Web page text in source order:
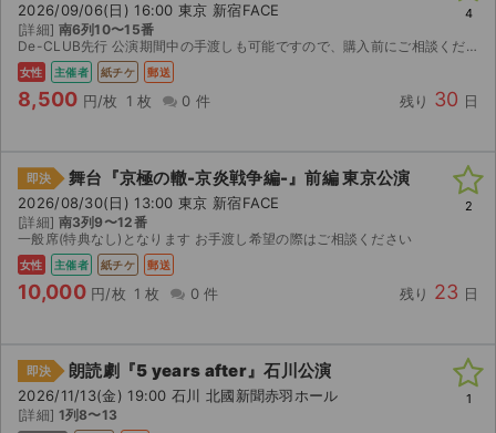
2026/09/06(日) 16:00 東京 新宿FACE
[詳細] 南6列10〜15番
De-CLUB先行 公演期間中の手渡しも可能ですので、購入前にご相談ください。 公演中止の際はご自身で返金対応をお願いいたします
女性 主催者 紙チケ 郵送
8,500 円/枚 1 枚 0 件 残り 30 日
4
即決 舞台『京極の轍-京炎戦争編-』前編 東京公演
2026/08/30(日) 13:00 東京 新宿FACE
[詳細] 南3列9〜12番
一般席(特典なし)となります お手渡し希望の際はご相談ください
女性 主催者 紙チケ 郵送
10,000 円/枚 1 枚 0 件 残り 23 日
2
即決 朗読劇『5 years after』石川公演
2026/11/13(金) 19:00 石川 北國新聞赤羽ホール
[詳細] 1列8〜13
1